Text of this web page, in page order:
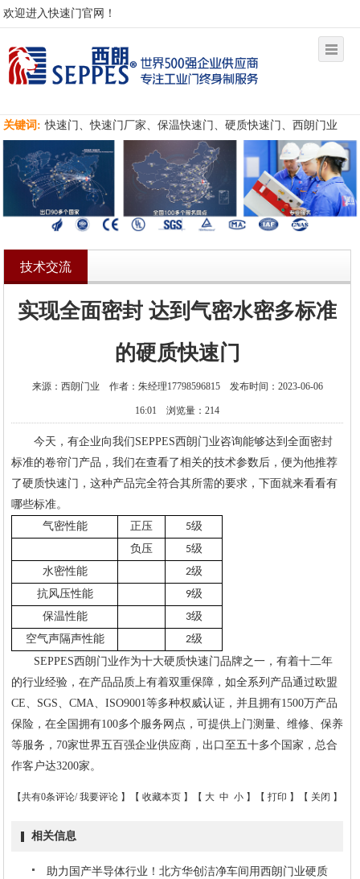
欢迎进入快速门官网！
关键词: 快速门、快速门厂家、保温快速门、硬质快速门、西朗门业
技术交流
实现全面密封 达到气密水密多标准
的硬质快速门
来源：西朗门业 作者：朱经理17798596815 发布时间：2023-06-06
16:01 浏览量：214
今天，有企业向我们SEPPES西朗门业咨询能够达到全面密封
标准的卷帘门产品，我们在查看了相关的技术参数后，便为他推荐
了硬质快速门，这种产品完全符合其所需的要求，下面就来看看有
哪些标准。
气密性能
正压 5级
负压
5级
水密性能
2级
抗风压性能
9级
保温性能
3级
空气声隔声性能
2级
SEPPES西朗门业作为十大硬质快速门品牌之一，有着十二年
的行业经验，在产品品质上有着双重保障，如全系列产品通过欧盟
CE、SGS、CMA、ISO9001等多种权威认证，并且拥有1500万产品
保险，在全国拥有100多个服务网点，可提供上门测量、维修、保养
等服务，70家世界五百强企业供应商，出口至五十多个国家，总合
作客户达3200家。
【共有0条评论/ 我要评论 】【 收藏本页 】【 大 中 小 】【 打印 】【 关闭 】
相关信息
助力国产半导体行业！北方华创洁净车间用西朗门业硬质